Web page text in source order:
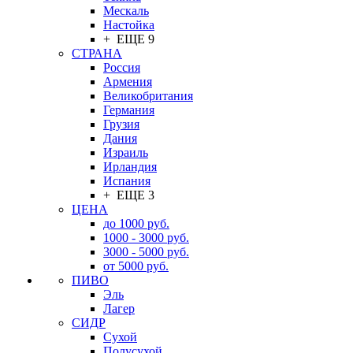
Мескаль
Настойка
+ ЕЩЕ 9
СТРАНА
Россия
Армения
Великобритания
Германия
Грузия
Дания
Израиль
Ирландия
Испания
+ ЕЩЕ 3
ЦЕНА
до 1000 руб.
1000 - 3000 руб.
3000 - 5000 руб.
от 5000 руб.
ПИВО
Эль
Лагер
СИДР
Сухой